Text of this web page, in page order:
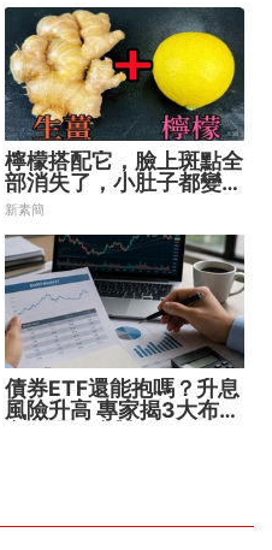
檸檬搭配它，臉上斑點全
部消失了，小肚子都變平
坦了
新素簡
債券ETF還能抱嗎？升息
風險升高 專家揭3大布局